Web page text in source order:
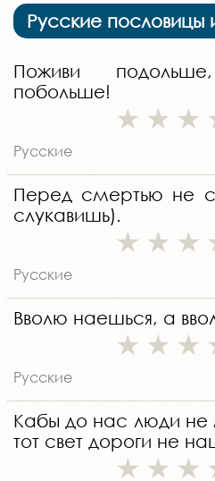
Русские пословицы
Поживи
побольше!
Русские
Перед смертью не
слукавишь).
Русские
Вволю наешься, а
Русские
Кабы до нас люди
тот свет дороги не